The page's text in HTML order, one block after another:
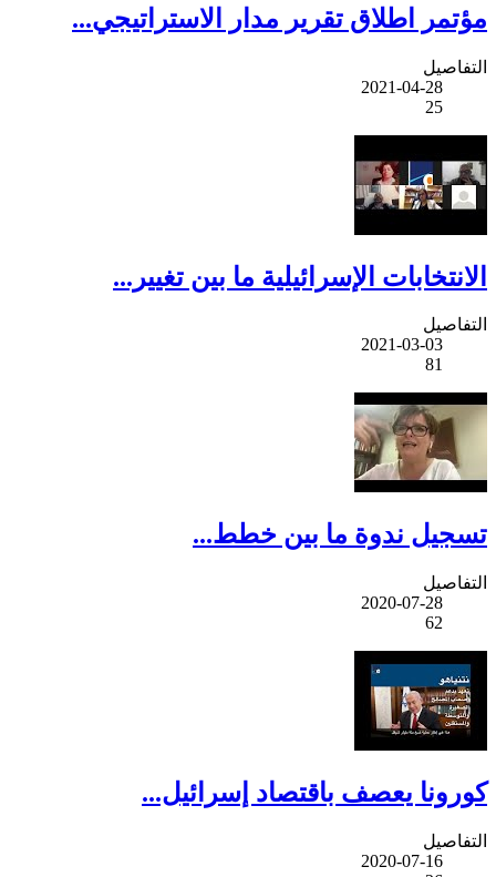
مؤتمر اطلاق تقرير مدار الاستراتيجي...
التفاصيل
2021-04-28
25
الانتخابات الإسرائيلية ما بين تغيير...
التفاصيل
2021-03-03
81
تسجيل ندوة ما بين خطط...
التفاصيل
2020-07-28
62
كورونا يعصف باقتصاد إسرائيل...
التفاصيل
2020-07-16